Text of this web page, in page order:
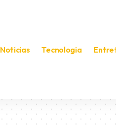
Noticias Tecnologia